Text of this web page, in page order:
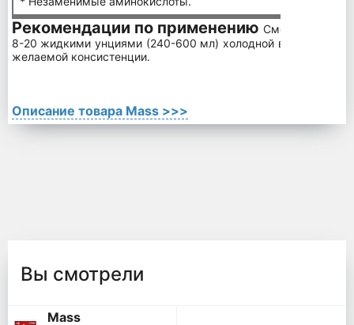
Рекомендации по применению Смешайте в
8-20 жидкими унциями (240-600 мл) холодной воды, молока
желаемой консистенции.
Описание товара Mass >>>
Вы смотрели
Mass